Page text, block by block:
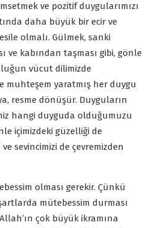
ve pozitif duygularımızı
daha büyük bir ecir ve
olmalı. Gülmek, sanki
ve kabından taşması gibi, gönle
vücut dilimizde
muhteşem yaratmış her duygu
resme dönüşür. Duyguların
hangi duyguda olduğumuzu
içimizdeki güzelliği de
sevincimizi de çevremizden
olması gerekir. Çünkü
mütebessim durması
çok büyük ikramına